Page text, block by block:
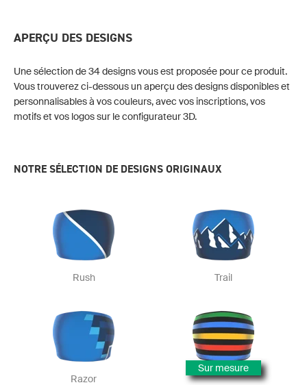
APERÇU DES DESIGNS
Une sélection de 34 designs vous est proposée pour ce produit.
Vous trouverez ci-dessous un aperçu des designs disponibles et
personnalisables à vos couleurs, avec vos inscriptions, vos
motifs et vos logos sur le configurateur 3D.
NOTRE SÉLECTION DE DESIGNS ORIGINAUX
Rush Trail
Razor
Sur mesure